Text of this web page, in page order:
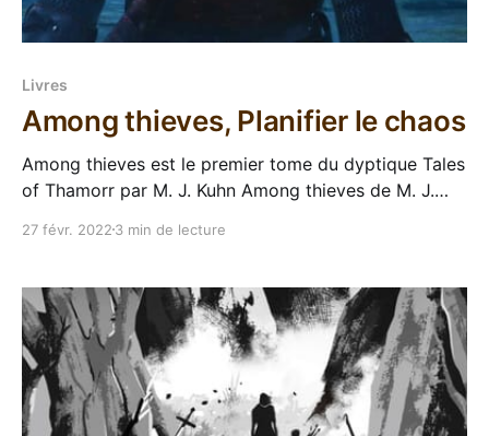
Livres
Among thieves, Planifier le chaos
Among thieves est le premier tome du dyptique Tales
of Thamorr par M. J. Kuhn Among thieves de M. J.
de nulle part. Quand il est apparu comme sélection
27 févr. 2022 3 min de lecture